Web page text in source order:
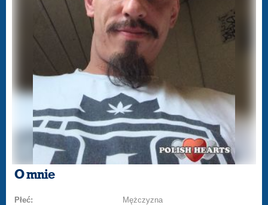
O mnie
Płeć:
Mężczyzna